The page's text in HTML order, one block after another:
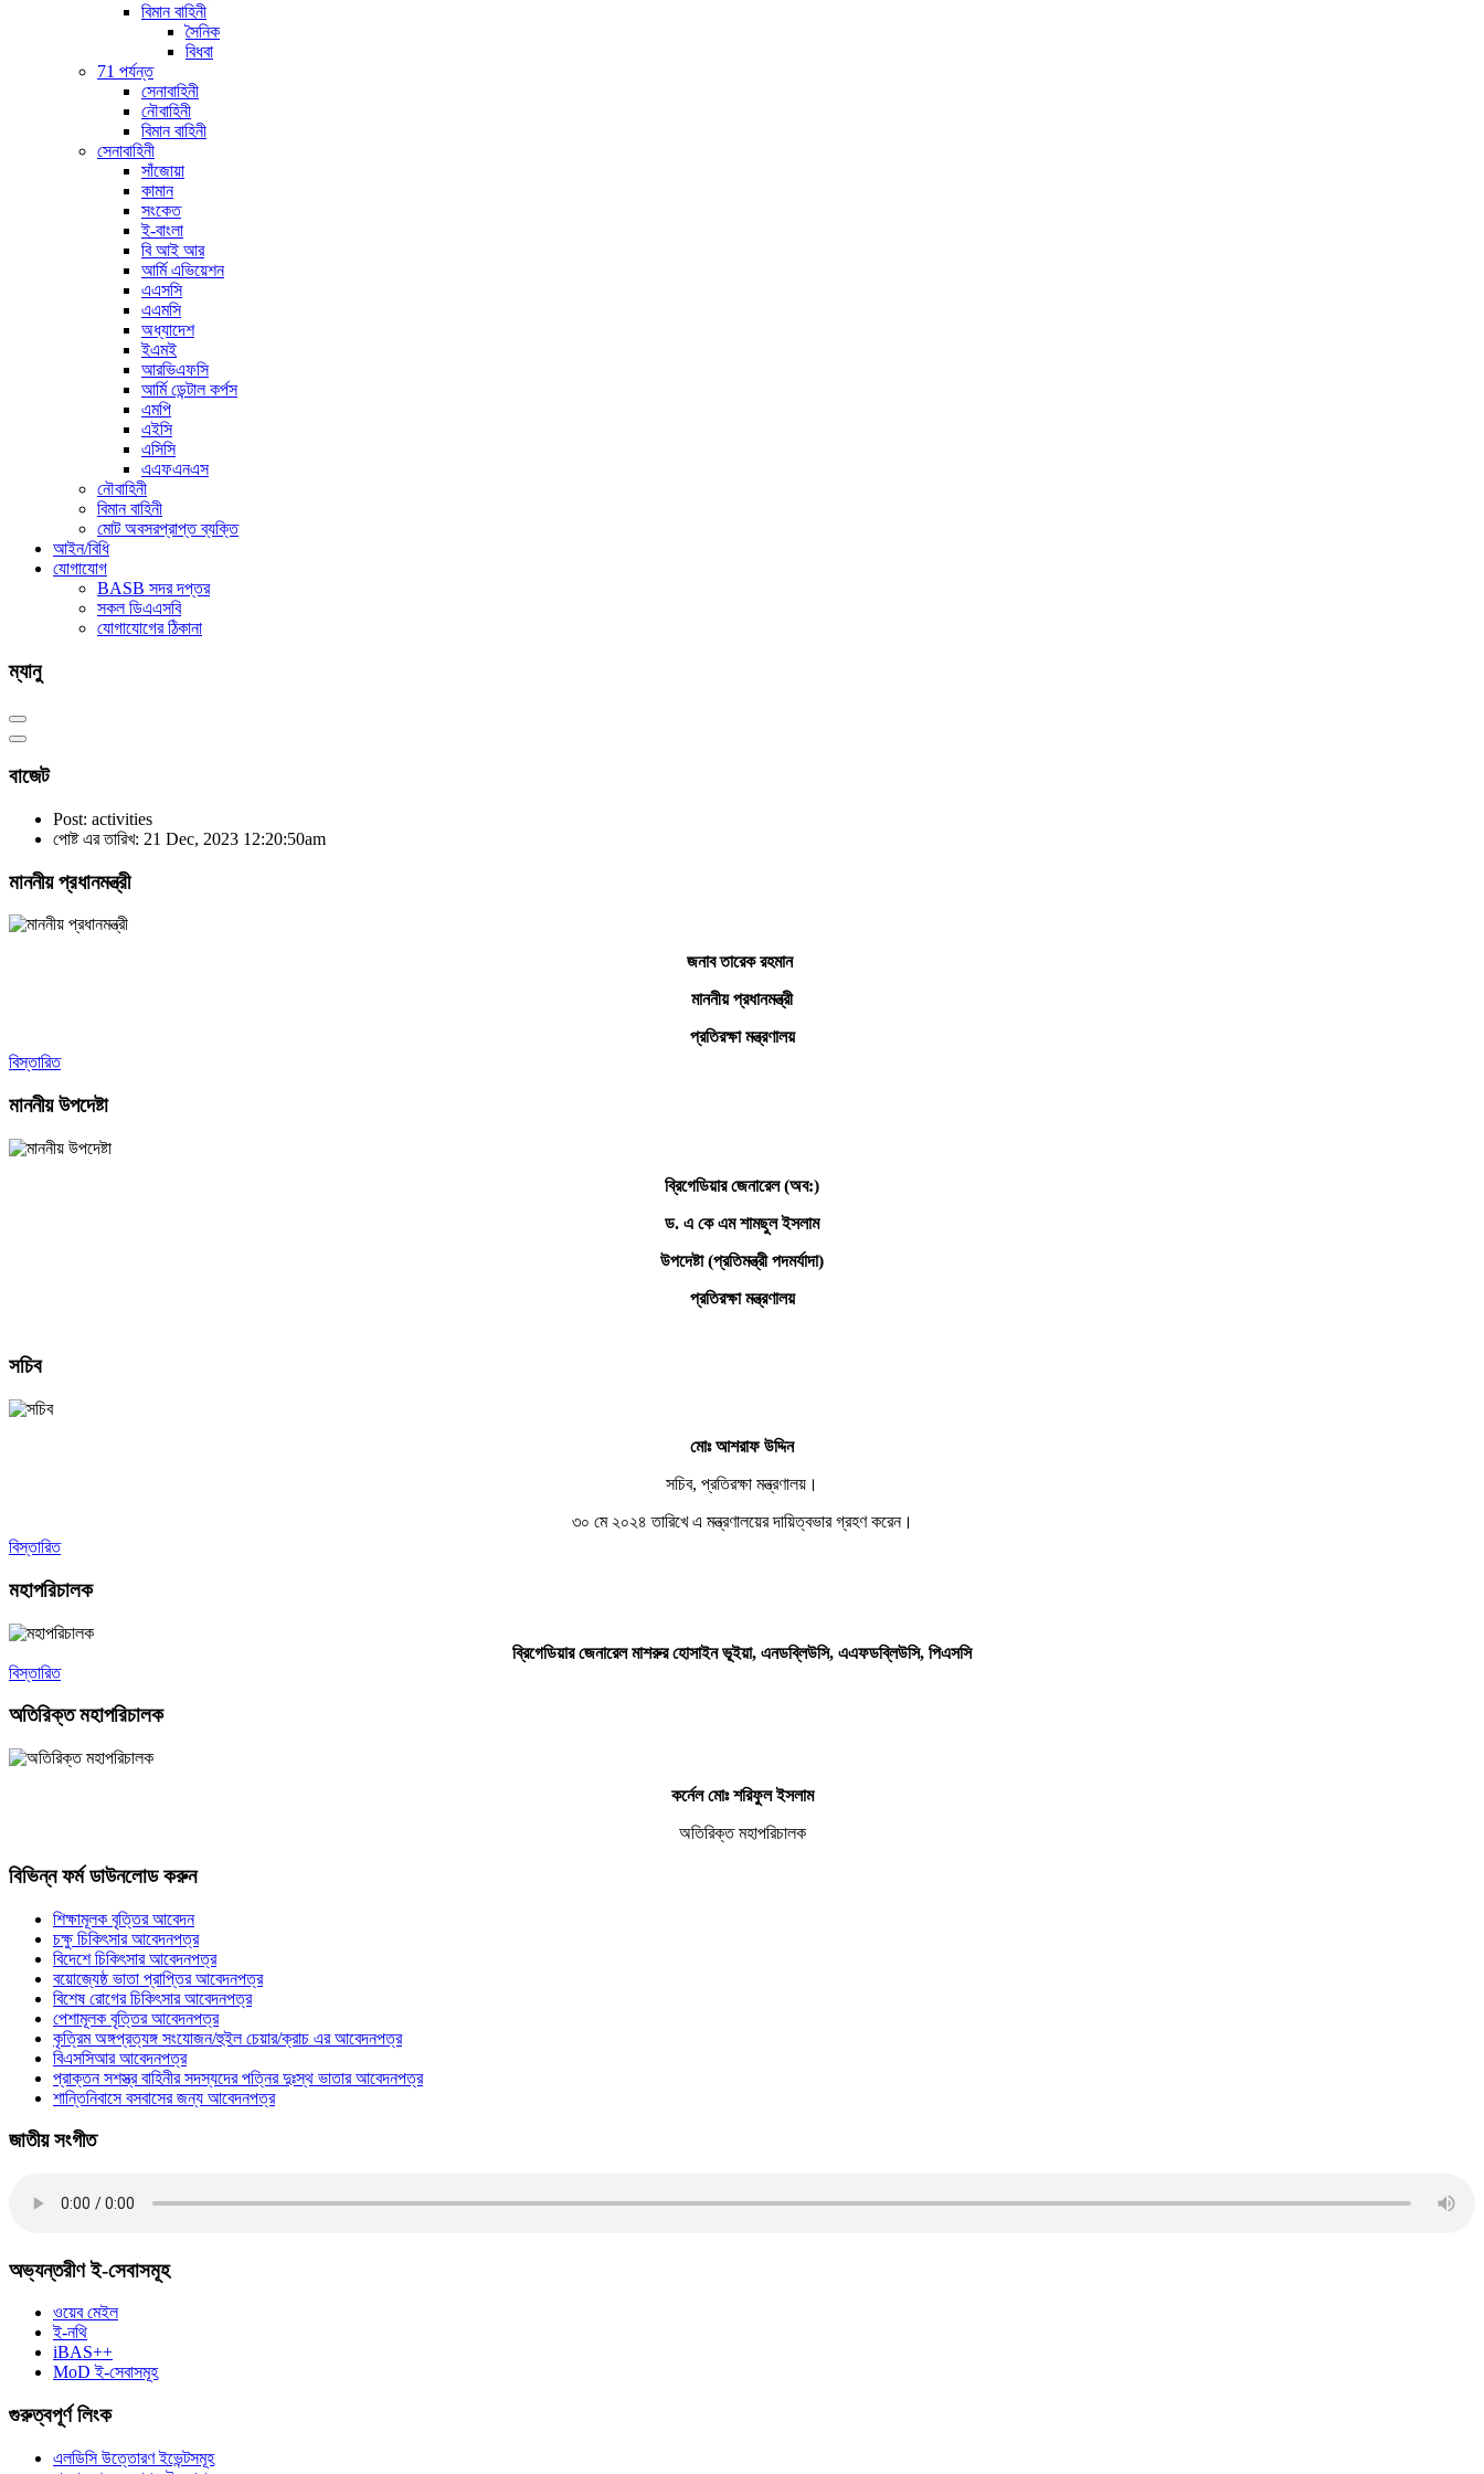
বিমান বাহিনী
সৈনিক
বিধবা
71 পর্যন্ত
সেনাবাহিনী
নৌবাহিনী
বিমান বাহিনী
সেনাবাহিনী
সাঁজোয়া
কামান
সংকেত
ই-বাংলা
বি আই আর
আর্মি এভিয়েশন
এএসসি
এএমসি
অধ্যাদেশ
ইএমই
আরভিএফসি
আর্মি ডেন্টাল কর্পস
এমপি
এইসি
এসিসি
এএফএনএস
নৌবাহিনী
বিমান বাহিনী
মোট অবসরপ্রাপ্ত ব্যক্তি
আইন/বিধি
যোগাযোগ
BASB সদর দপ্তর
সকল ডিএএসবি
যোগাযোগের ঠিকানা
ম্যানু
বাজেট
Post: activities
পোষ্ট এর তারিখ: 21 Dec, 2023 12:20:50am
মাননীয় প্রধানমন্ত্রী
জনাব তারেক রহমান
মাননীয় প্রধানমন্ত্রী
প্রতিরক্ষা মন্ত্রণালয়
বিস্তারিত
মাননীয় উপদেষ্টা
ব্রিগেডিয়ার জেনারেল (অব:)
ড. এ কে এম শামছুল ইসলাম
উপদেষ্টা (প্রতিমন্ত্রী পদমর্যাদা)
প্রতিরক্ষা মন্ত্রণালয়
সচিব
মোঃ আশরাফ উদ্দিন
সচিব, প্রতিরক্ষা মন্ত্রণালয়।
৩০ মে ২০২৪ তারিখে এ মন্ত্রণালয়ের দায়িত্বভার গ্রহণ করেন।
বিস্তারিত
মহাপরিচালক
ব্রিগেডিয়ার জেনারেল মাশরুর হোসাইন ভূইয়া, এনডব্লিউসি, এএফডব্লিউসি, পিএসসি
বিস্তারিত
অতিরিক্ত মহাপরিচালক
কর্নেল মোঃ শরিফুল ইসলাম
অতিরিক্ত মহাপরিচালক
বিভিন্ন ফর্ম ডাউনলোড করুন
শিক্ষামূলক বৃত্তির আবেদন
চক্ষু চিকিৎসার আবেদনপত্র
বিদেশে চিকিৎসার আবেদনপত্র
বয়োজ্যেষ্ঠ ভাতা প্রাপ্তির আবেদনপত্র
বিশেষ রোগের চিকিৎসার আবেদনপত্র
পেশামূলক বৃত্তির আবেদনপত্র
কৃত্রিম অঙ্গপ্রত্যঙ্গ সংযোজন/হুইল চেয়ার/ক্রাচ এর আবেদনপত্র
বিএসসিআর আবেদনপত্র
প্রাক্তন সশস্ত্র বাহিনীর সদস্যদের পত্নির দুঃস্থ ভাতার আবেদনপত্র
শান্তিনিবাসে বসবাসের জন্য আবেদনপত্র
জাতীয় সংগীত
অভ্যন্তরীণ ই-সেবাসমূহ
ওয়েব মেইল
ই-নথি
iBAS++
MoD ই-সেবাসমূহ
গুরুত্বপূর্ণ লিংক
এলডিসি উত্তোরণ ইভেন্টসমূহ